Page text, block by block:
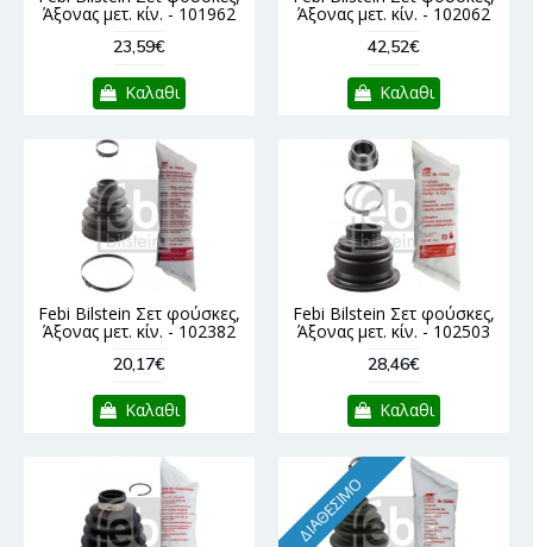
Άξονας μετ. κίν. - 101962
23,59€
Καλαθι
Άξονας μετ. κίν. - 102062
42,52€
Καλαθι
Febi Bilstein Σετ φούσκες,
Άξονας μετ. κίν. - 102382
20,17€
Καλαθι
Febi Bilstein Σετ φούσκες,
Άξονας μετ. κίν. - 102503
28,46€
Καλαθι
ΔΙΑΘΈΣΙΜΟ